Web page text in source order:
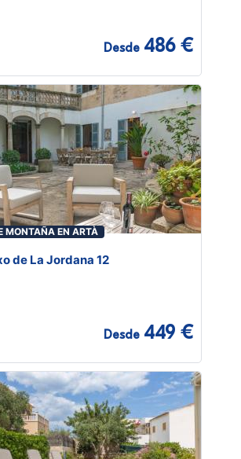
Desde 486 €
MONTAÑA EN ARTÀ
de La Jordana 12
Desde 449 €